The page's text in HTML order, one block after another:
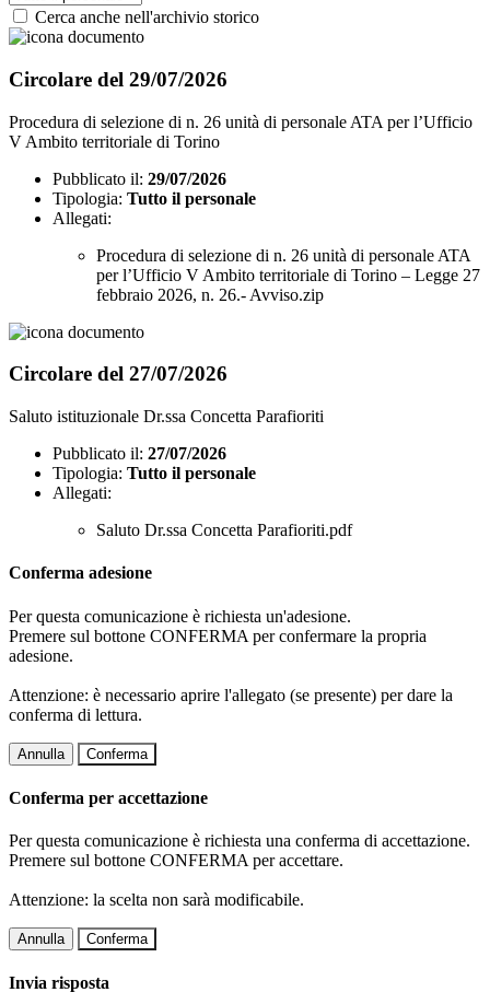
Cerca anche nell'archivio storico
Circolare del 29/07/2026
Procedura di selezione di n. 26 unità di personale ATA per l’Ufficio
V Ambito territoriale di Torino
Pubblicato il: 29/07/2026
Tipologia: Tutto il personale
Allegati:
Procedura di selezione di n. 26 unità di personale ATA
per l’Ufficio V Ambito territoriale di Torino – Legge 27
febbraio 2026, n. 26.- Avviso.zip
Circolare del 27/07/2026
Saluto istituzionale Dr.ssa Concetta Parafioriti
Pubblicato il: 27/07/2026
Tipologia: Tutto il personale
Allegati:
Saluto Dr.ssa Concetta Parafioriti.pdf
Conferma adesione
Per questa comunicazione è richiesta un'adesione.
Premere sul bottone CONFERMA per confermare la propria
adesione.
Attenzione: è necessario aprire l'allegato (se presente) per dare la
conferma di lettura.
Annulla Conferma
Conferma per accettazione
Per questa comunicazione è richiesta una conferma di accettazione.
Premere sul bottone CONFERMA per accettare.
Attenzione: la scelta non sarà modificabile.
Annulla Conferma
Invia risposta